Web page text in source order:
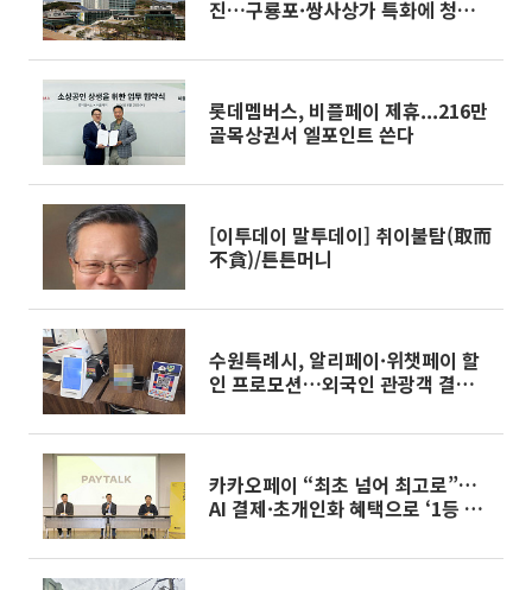
진…구룡포·쌍사상가 특화에 청신
롯데멤버스, 비플페이 제휴...216만
골목상권서 엘포인트 쓴다
[이투데이 말투데이] 취이불탐(取而
不貪)/튼튼머니
수원특례시, 알리페이·위챗페이 할
인 프로모션…외국인 관광객 결제장
카카오페이 “최초 넘어 최고로”…
AI 결제·초개인화 혜택으로 ‘1등 결